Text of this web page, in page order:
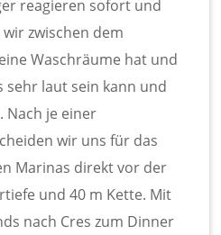
reagieren sofort und
zwischen dem
Waschräume hat und
sehr laut sein kann und
Nach je einer
wir uns für das
Marinas direkt vor der
und 40 m Kette. Mit
nach Cres zum Dinner